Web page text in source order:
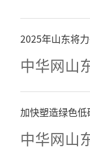
后，市
上
求量
态。“
2025年山东将
中华网山
加快塑造绿色低
中华网山